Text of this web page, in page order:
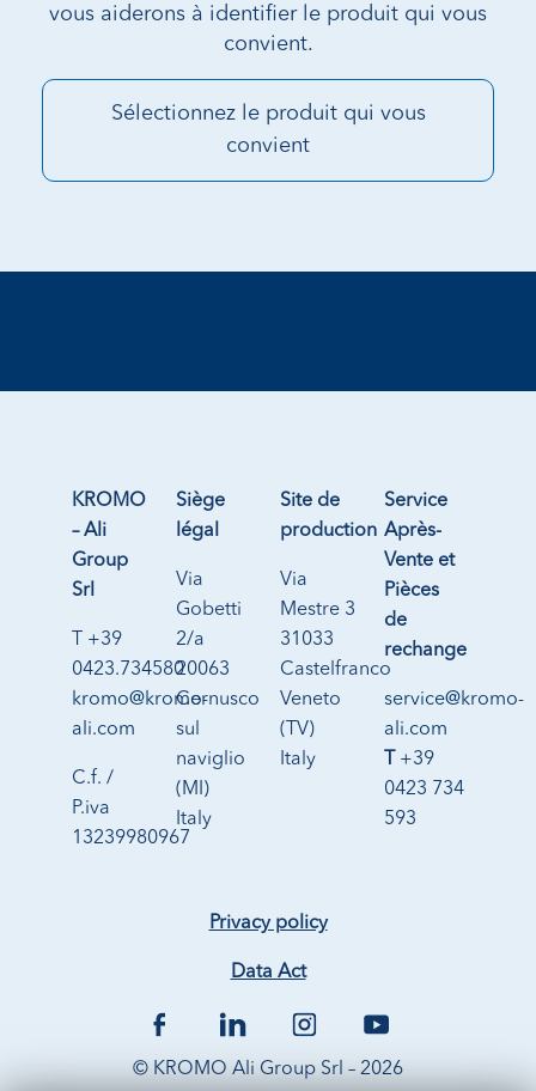
vous aiderons à identifier le produit qui vous
convient.
Sélectionnez le produit qui vous
convient
KROMO
– Ali
Group
Srl
T +39
0423.734580
kromo@kromo-
ali.com
C.f. /
P.iva
13239980967
Siège
légal
Via
Gobetti
2/a
20063
Cernusco
sul
naviglio
(MI)
Italy
Site de
production
Via
Mestre 3
31033
Castelfranco
Veneto
(TV)
Italy
Service
Après-
Vente et
Pièces
de
rechange
service@kromo-
ali.com
+39
0423 734
593
Privacy policy
Data Act
© KROMO Ali Group Srl – 2026